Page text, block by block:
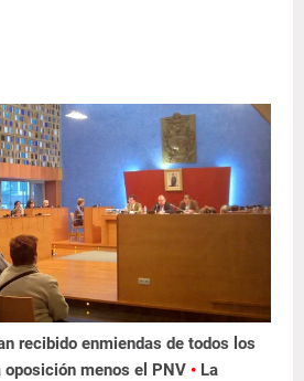
recibido enmiendas de todos los
menos el PNV • La